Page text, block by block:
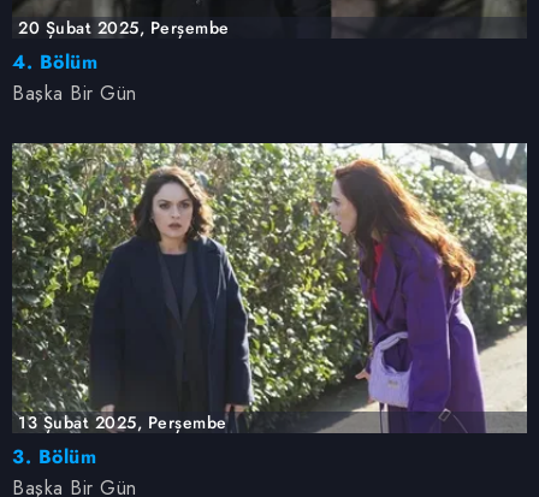
için Ayarlar butonuna tıklayabilir,
Çerez Bilgilendirme
Metnimizi
hazırlanmış Aydınlatma Metnimizi okumak ve sitemizde
ilgili mevzuata uygun olarak kullanılan çerezlerle ilgili bilgi
almak için lütfentıklayınız.
20 Şubat 2025, Perşembe
4. Bölüm
Başka Bir Gün
13 Şubat 2025, Perşembe
3. Bölüm
Başka Bir Gün